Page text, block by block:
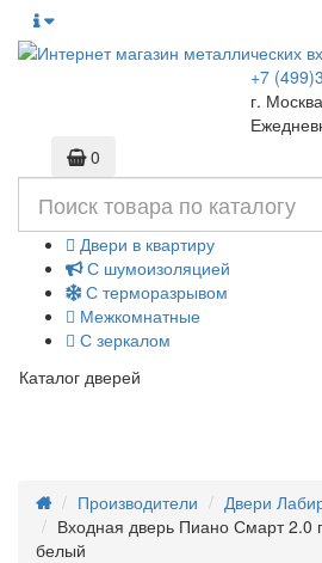
+7
г.
0
Двери в квартиру
С шумоизоляцией
С терморазрывом
Межкомнатные
С зеркалом
Каталог дверей
Производители
Двери
Входная дверь Пиано Смарт 2.0
белый